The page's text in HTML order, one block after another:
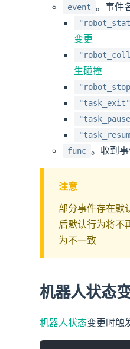
event 。事件
变更
生碰撞
"task_exit"
func 。收到
注意
部分事件存在默
后默认行为将不
为不一致
机器人状态
机器人状态变更时触